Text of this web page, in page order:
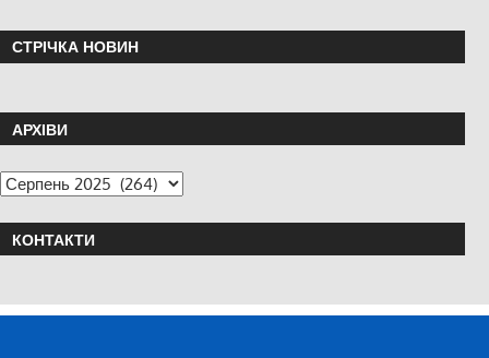
СТРІЧКА НОВИН
АРХІВИ
КОНТАКТИ